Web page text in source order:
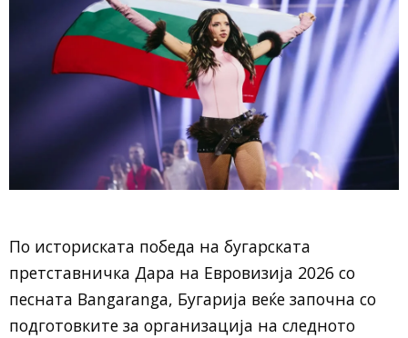
По историската победа на бугарската
претставничка Дара на Евровизија 2026 со
песната Bangaranga, Бугарија веќе започна со
подготовките за организација на следното